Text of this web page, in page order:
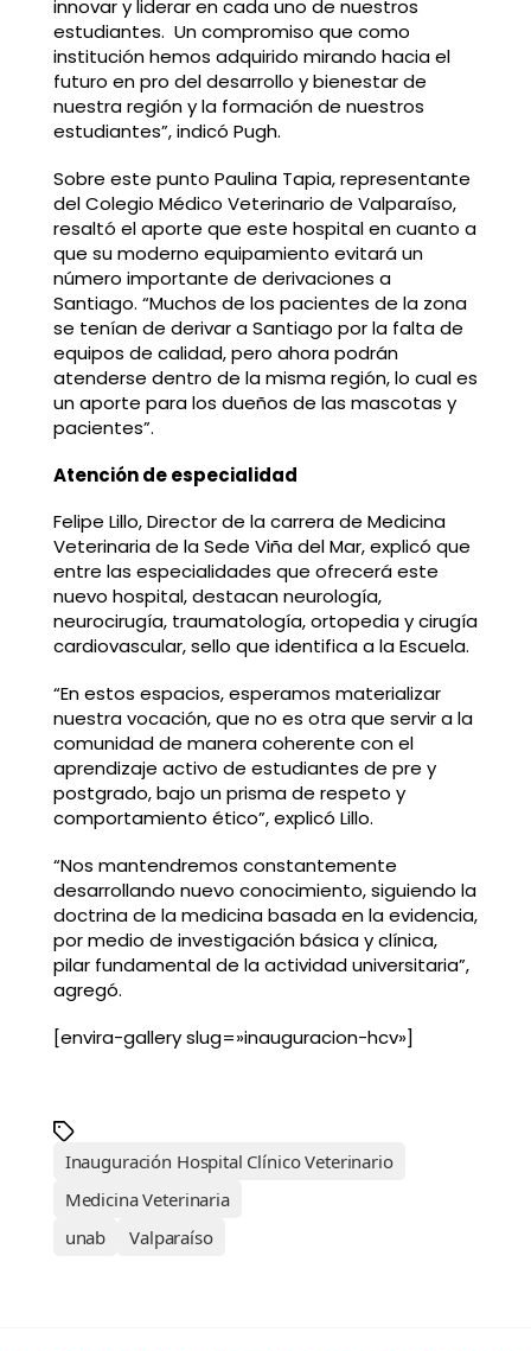
innovar y liderar en cada uno de nuestros
estudiantes. Un compromiso que como
institución hemos adquirido mirando hacia el
futuro en pro del desarrollo y bienestar de
nuestra región y la formación de nuestros
estudiantes”, indicó Pugh.
Sobre este punto Paulina Tapia, representante
del Colegio Médico Veterinario de Valparaíso,
resaltó el aporte que este hospital en cuanto a
que su moderno equipamiento evitará un
número importante de derivaciones a
Santiago. “Muchos de los pacientes de la zona
se tenían de derivar a Santiago por la falta de
equipos de calidad, pero ahora podrán
atenderse dentro de la misma región, lo cual es
un aporte para los dueños de las mascotas y
pacientes”.
Atención de especialidad
Felipe Lillo, Director de la carrera de Medicina
Veterinaria de la Sede Viña del Mar, explicó que
entre las especialidades que ofrecerá este
nuevo hospital, destacan neurología,
neurocirugía, traumatología, ortopedia y cirugía
cardiovascular, sello que identifica a la Escuela.
“En estos espacios, esperamos materializar
nuestra vocación, que no es otra que servir a la
comunidad de manera coherente con el
aprendizaje activo de estudiantes de pre y
postgrado, bajo un prisma de respeto y
comportamiento ético”, explicó Lillo.
“Nos mantendremos constantemente
desarrollando nuevo conocimiento, siguiendo la
doctrina de la medicina basada en la evidencia,
por medio de investigación básica y clínica,
pilar fundamental de la actividad universitaria”,
agregó.
[envira-gallery slug=»inauguracion-hcv»]
Inauguración Hospital Clínico Veterinario
Medicina Veterinaria
unab
Valparaíso